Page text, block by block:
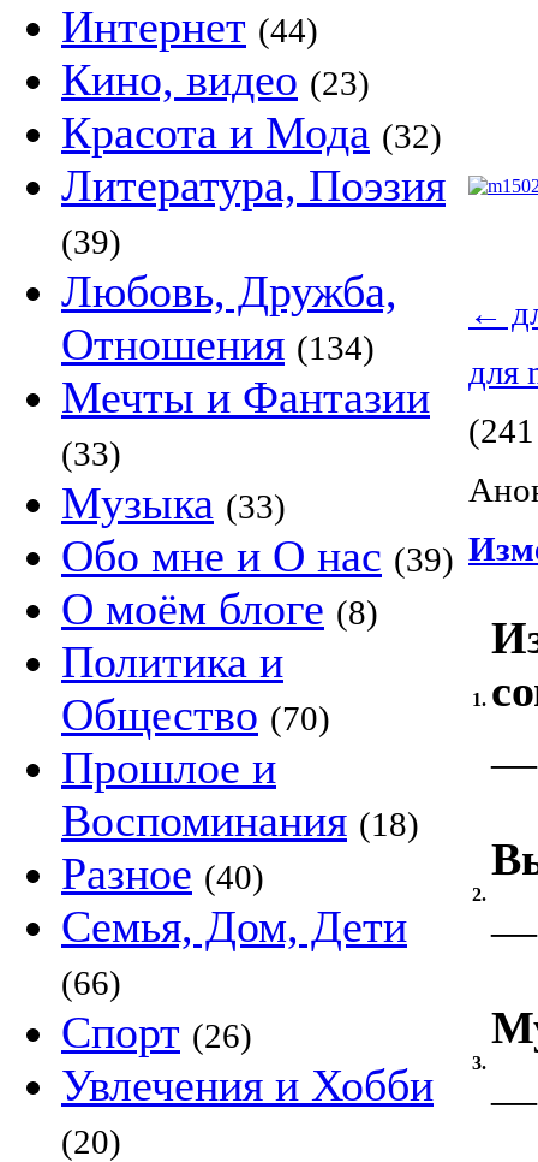
Интернет (44)
Кино, видео (23)
Красота и Мода (32)
Литература, Поэзия
(39)
Любовь, Дружба,
Отношения (134)
Мечты и Фантазии
(33)
Музыка (33)
Обо мне и О нас (39)
О моём блоге (8)
Политика и
Общество (70)
Прошлое и
Воспоминания (18)
Разное (40)
Семья, Дом, Дети
(66)
Спорт (26)
Увлечения и Хобби
(20)
←
для
1.
—
2.
—
3.
—